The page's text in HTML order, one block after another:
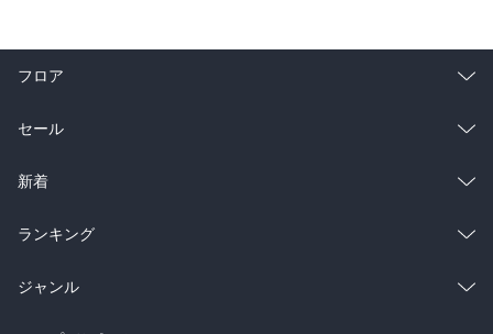
フロア
総合
ラノベ
雑誌・グラビア
BL・TL
セール
総合
ラノベ
雑誌・グラビア
新着
総合
ラノベ
ランキング
総合
ジャンル